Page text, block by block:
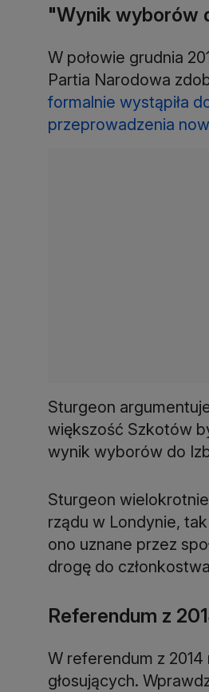
"Wynik wyborów
W połowie grudnia
Partia Narodowa
formalnie wystąpiła
przeprowadzenia
Sturgeon
większość Szkotów
wynik wyborów do
Sturgeon
rządu w Londynie,
ono uznane przez
drogę do
Referendum z
W referendum z
głosujących.